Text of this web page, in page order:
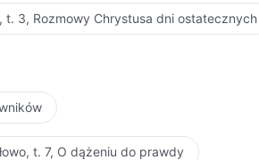
t. 3, Rozmowy Chrystusa dni ostatecznych
t. 7, O dążeniu do prawdy